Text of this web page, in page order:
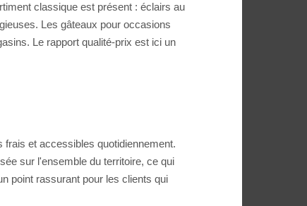
classique est présent : éclairs au
Les gâteaux pour occasions
Le rapport qualité-prix est ici un
frais et accessibles quotidiennement.
sur l'ensemble du territoire, ce qui
point rassurant pour les clients qui